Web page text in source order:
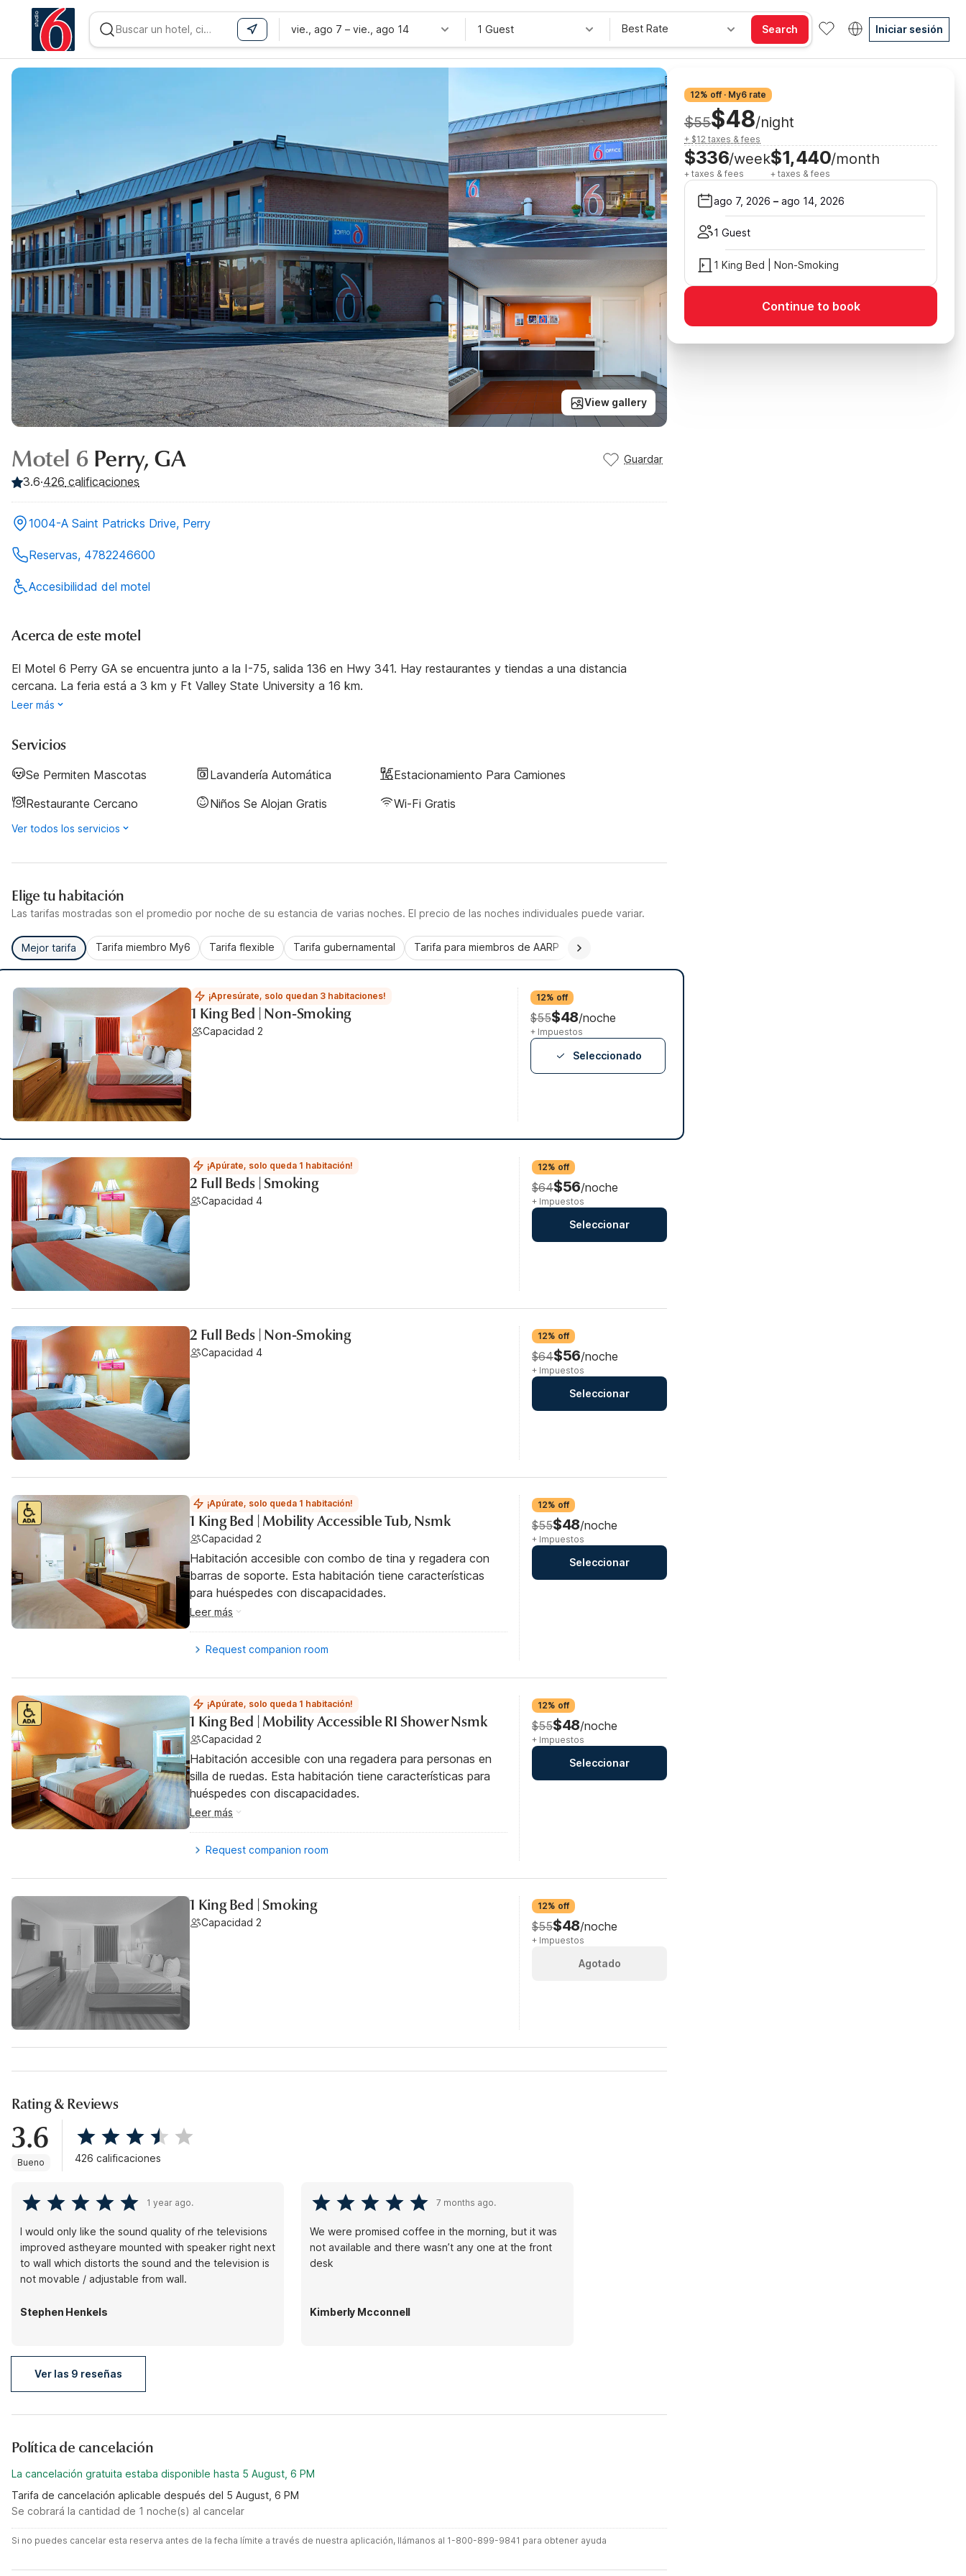
vie., ago 7 – vie., ago 14 1 Guest Best Rate Search Iniciar sesión
View gallery
Motel 6 Perry, GA Guardar
3.6·426 calificaciones
1004-A Saint Patricks Drive, Perry
Reservas, 4782246600
Accesibilidad del motel
Acerca de este motel
El Motel 6 Perry GA se encuentra junto a la I-75, salida 136 en Hwy 341. Hay restaurantes y tiendas a una distancia
cercana. La feria está a 3 km y Ft Valley State University a 16 km.
Leer más
Servicios
Se Permiten Mascotas Lavandería Automática
Estacionamiento Para Camiones
Restaurante Cercano
Niños Se Alojan Gratis Wi-Fi Gratis
Ver todos los servicios
Elige tu habitación
Las tarifas mostradas son el promedio por noche de su estancia de varias noches. El precio de las noches individuales puede variar.
Mejor tarifa Tarifa miembro My6 Tarifa flexible Tarifa gubernamental Tarifa para miembros de AARP CorporatePlus(CP)
¡Apresúrate, solo quedan 3 habitaciones!
1 King Bed | Non-Smoking
Capacidad 2
12% off
$55$48/noche
+ Impuestos
Seleccionado
¡Apúrate, solo queda 1 habitación!
2 Full Beds | Smoking
Capacidad 4
12% off
$64$56/noche
+ Impuestos
Seleccionar
2 Full Beds | Non-Smoking
Capacidad 4
12% off
$64$56/noche
+ Impuestos
Seleccionar
¡Apúrate, solo queda 1 habitación!
1 King Bed | Mobility Accessible Tub, Nsmk
Capacidad 2
Habitación accesible con combo de tina y regadera con
barras de soporte. Esta habitación tiene características
para huéspedes con discapacidades.
Leer más
Request companion room
12% off
$55$48/noche
+ Impuestos
Seleccionar
¡Apúrate, solo queda 1 habitación!
1 King Bed | Mobility Accessible RI Shower Nsmk
Capacidad 2
Habitación accesible con una regadera para personas en
silla de ruedas. Esta habitación tiene características para
huéspedes con discapacidades.
Leer más
Request companion room
12% off
$55$48/noche
+ Impuestos
Seleccionar
1 King Bed | Smoking
Capacidad 2
12% off
$55$48/noche
+ Impuestos
Agotado
Rating & Reviews
3.6
Bueno 426 calificaciones
1 year ago.
I would only like the sound quality of rhe televisions
improved astheyare mounted with speaker right next
to wall which distorts the sound and the television is
not movable / adjustable from wall.
Stephen Henkels
7 months ago.
We were promised coffee in the morning, but it was
not available and there wasn’t any one at the front
desk
Kimberly Mcconnell
Ver las 9 reseñas
Política de cancelación
La cancelación gratuita estaba disponible hasta 5 August, 6 PM
Tarifa de cancelación aplicable después del 5 August, 6 PM
Se cobrará la cantidad de 1 noche(s) al cancelar
Si no puedes cancelar esta reserva antes de la fecha límite a través de nuestra aplicación, llámanos al 1-800-899-9841 para obtener ayuda
12% off · My6 rate
$55$48/night
+ $12 taxes & fees
$336/week
+ taxes & fees
$1,440/month
+ taxes & fees
ago 7, 2026 – ago 14, 2026
1 Guest
1 King Bed | Non-Smoking
Continue to book